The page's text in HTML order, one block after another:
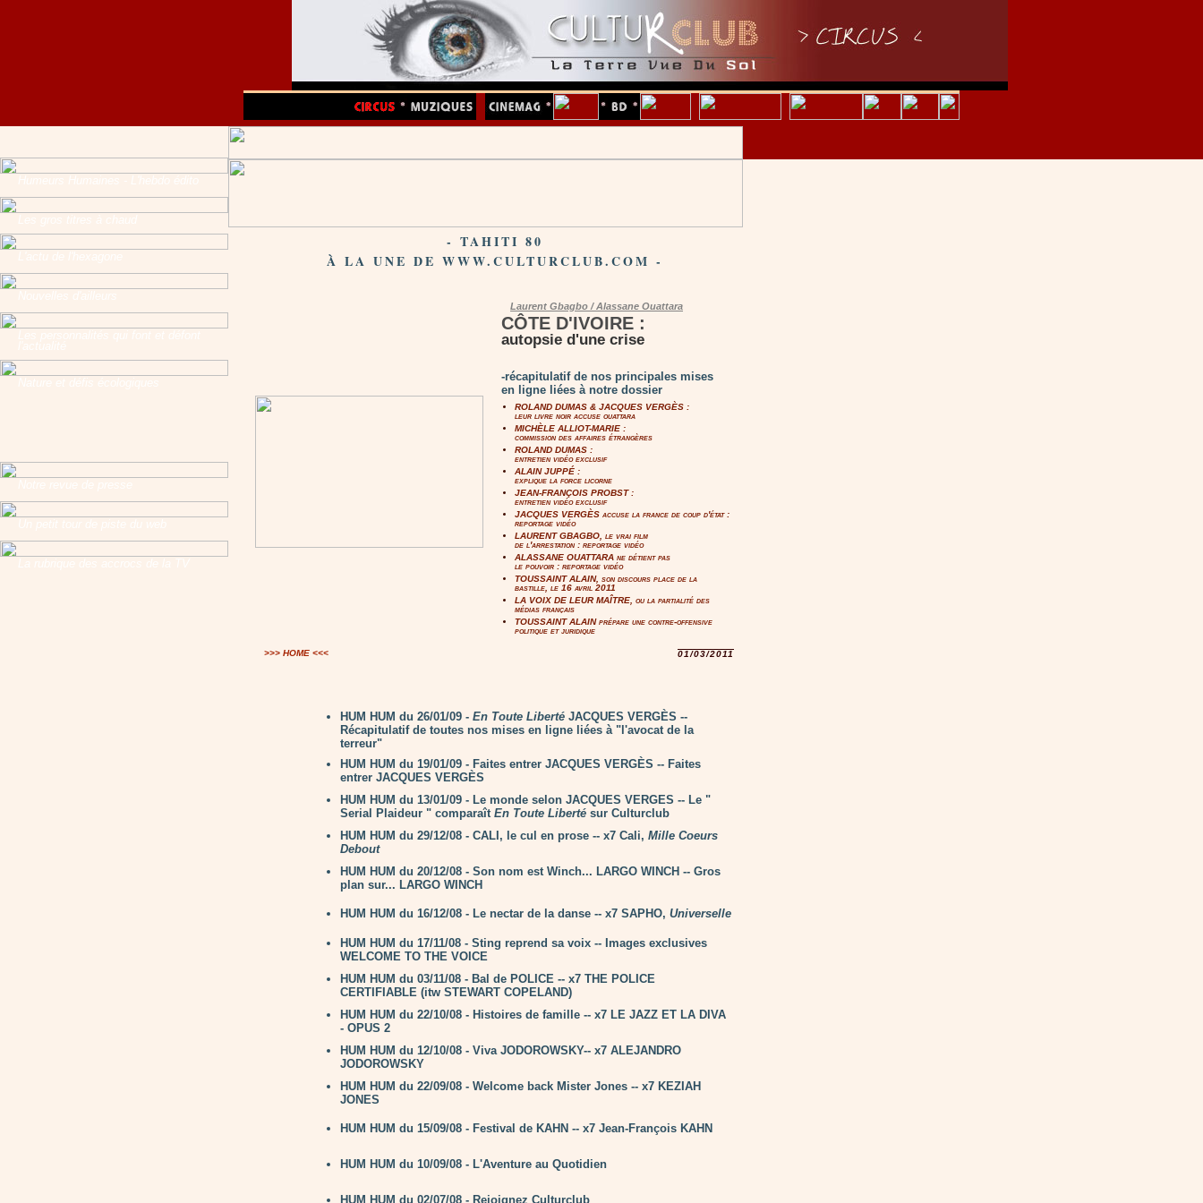
- TAHITI 80
À LA UNE DE WWW.CULTURCLUB.COM -
Laurent Gbagbo / Alassane Ouattara
CÔTE D'IVOIRE :
autopsie d'une crise
-récapitulatif de nos principales mises
en ligne liées à notre dossier
ROLAND DUMAS & JACQUES VERGÈS :
leur livre noir accuse ouattara
MICHÈLE ALLIOT-MARIE :
commission des affaires étrangères
ROLAND DUMAS :
entretien vidéo exclusif
ALAIN JUPPÉ :
explique la force licorne
JEAN-FRANÇOIS PROBST :
entretien vidéo exclusif
JACQUES VERGÈS accuse la france de coup d'état :
reportage vidéo
LAURENT GBAGBO, le vrai film
de l'arrestation : reportage vidéo
ALASSANE OUATTARA ne détient pas
le pouvoir : reportage vidéo
TOUSSAINT ALAIN, son discours place de la
bastille, le 16 avril 2011
LA VOIX DE LEUR MAÎTRE, ou la partialité des
médias français
TOUSSAINT ALAIN prépare une contre-offensive
politique et juridique
>>> HOME <<< 01/03/2011
HUM HUM du 26/01/09 - En Toute Liberté JACQUES VERGÈS --
Récapitulatif de toutes nos mises en ligne liées à "l'avocat de la
terreur"
HUM HUM du 19/01/09 - Faites entrer JACQUES VERGÈS -- Faites
entrer JACQUES VERGÈS
HUM HUM du 13/01/09 - Le monde selon JACQUES VERGES -- Le "
Serial Plaideur " comparaît En Toute Liberté sur Culturclub
HUM HUM du 29/12/08 - CALI, le cul en prose -- x7 Cali, Mille Coeurs
Debout
HUM HUM du 20/12/08 - Son nom est Winch... LARGO WINCH -- Gros
plan sur... LARGO WINCH
HUM HUM du 16/12/08 - Le nectar de la danse -- x7 SAPHO, Universelle
HUM HUM du 17/11/08 - Sting reprend sa voix -- Images exclusives
WELCOME TO THE VOICE
HUM HUM du 03/11/08 - Bal de POLICE -- x7 THE POLICE
CERTIFIABLE (itw STEWART COPELAND)
HUM HUM du 22/10/08 - Histoires de famille -- x7 LE JAZZ ET LA DIVA
- OPUS 2
HUM HUM du 12/10/08 - Viva JODOROWSKY-- x7 ALEJANDRO
JODOROWSKY
HUM HUM du 22/09/08 - Welcome back Mister Jones -- x7 KEZIAH
JONES
HUM HUM du 15/09/08 - Festival de KAHN -- x7 Jean-François KAHN
HUM HUM du 10/09/08 - L'Aventure au Quotidien
HUM HUM du 02/07/08 - Rejoignez Culturclub